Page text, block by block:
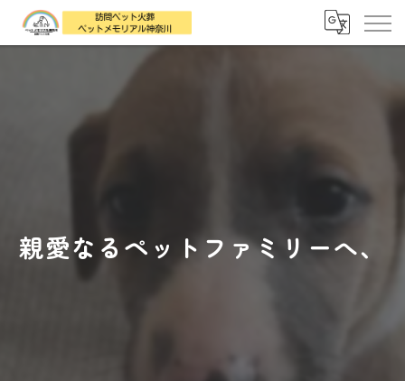
親愛なるペットファミリーへ、